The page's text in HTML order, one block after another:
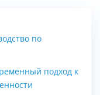
по
подход к